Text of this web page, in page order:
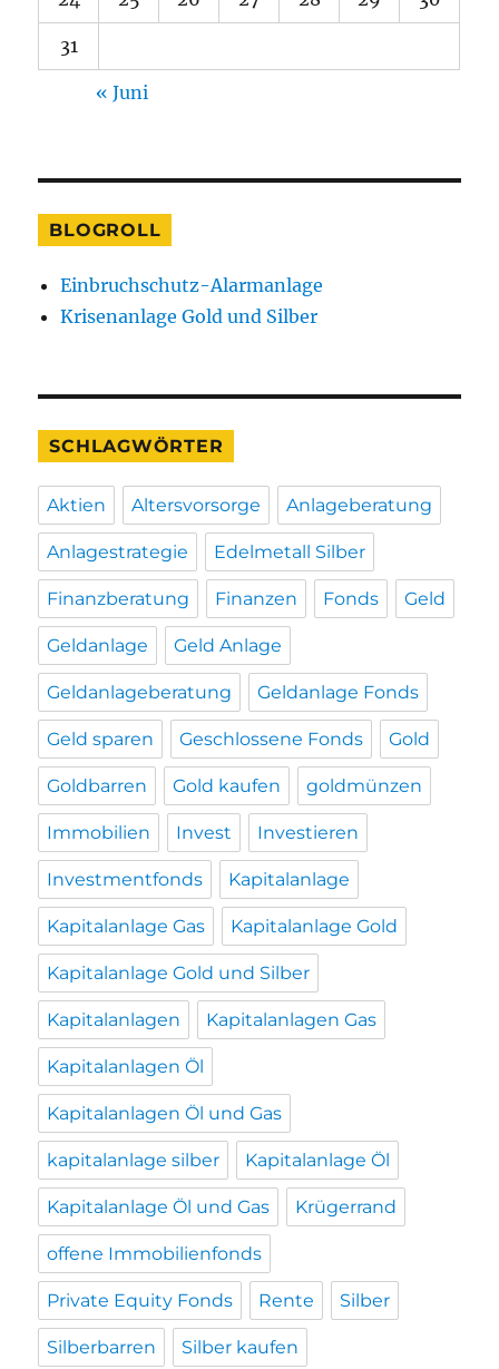
31
« Juni
BLOGROLL
Einbruchschutz-Alarmanlage
Krisenanlage Gold und Silber
SCHLAGWÖRTER
Aktien Altersvorsorge Anlageberatung
Anlagestrategie Edelmetall Silber
Finanzberatung Finanzen Fonds Geld
Geldanlage Geld Anlage
Geldanlageberatung Geldanlage Fonds
Geld sparen Geschlossene Fonds Gold
Goldbarren Gold kaufen goldmünzen
Immobilien Invest Investieren
Investmentfonds Kapitalanlage
Kapitalanlage Gas Kapitalanlage Gold
Kapitalanlage Gold und Silber
Kapitalanlagen Kapitalanlagen Gas
Kapitalanlagen Öl
Kapitalanlagen Öl und Gas
kapitalanlage silber Kapitalanlage Öl
Kapitalanlage Öl und Gas Krügerrand
offene Immobilienfonds
Private Equity Fonds Rente Silber
Silberbarren Silber kaufen